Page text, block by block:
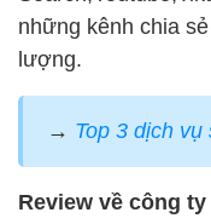
những kênh chia
lượng.
→ Top 3 dịch
Review về công ty